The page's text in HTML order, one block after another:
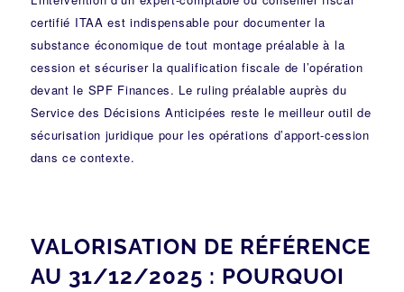
certifié ITAA est indispensable pour documenter la
substance économique de tout montage préalable à la
cession et sécuriser la qualification fiscale de l’opération
devant le SPF Finances. Le ruling préalable auprès du
Service des Décisions Anticipées reste le meilleur outil de
sécurisation juridique pour les opérations d’apport-cession
dans ce contexte.
VALORISATION DE RÉFÉRENCE
AU 31/12/2025 : POURQUOI